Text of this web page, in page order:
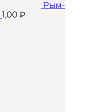
Рым-
1,00 ₽